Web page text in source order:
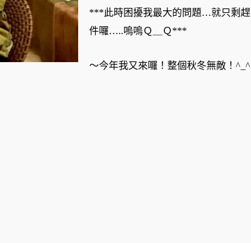
***此時困擾我最大的問題…就只剩趕
件囉…..嗚嗚Ｑ＿Ｑ***
～今年我又來囉！整個秋冬無敵！^_^